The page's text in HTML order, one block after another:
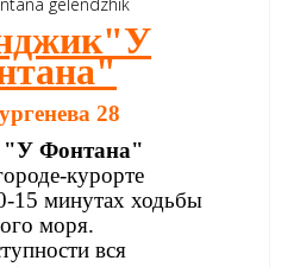
28
"У Фонтана"
курорте
15 минутах ходьбы
моря.
вся